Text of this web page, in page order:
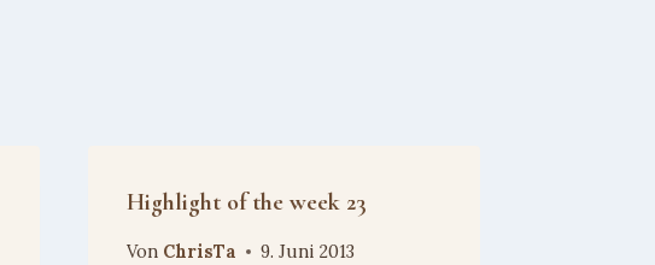
Highlight of the week 23
Von ChrisTa 9. Juni 2013